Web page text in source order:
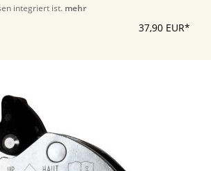
integriert ist. mehr
37,90 EUR*